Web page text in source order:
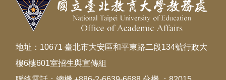
地址：10671 臺北市大安區和平東路二段134號行政大
樓6樓601室招生與宣傳組